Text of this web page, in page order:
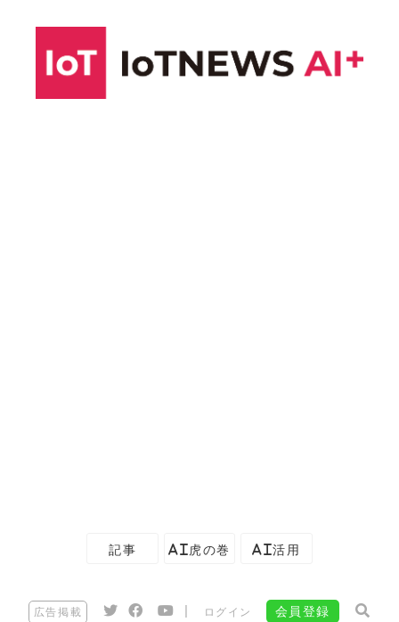
記事 AI虎の巻 AI活用
広告掲載 ログイン 会員登録